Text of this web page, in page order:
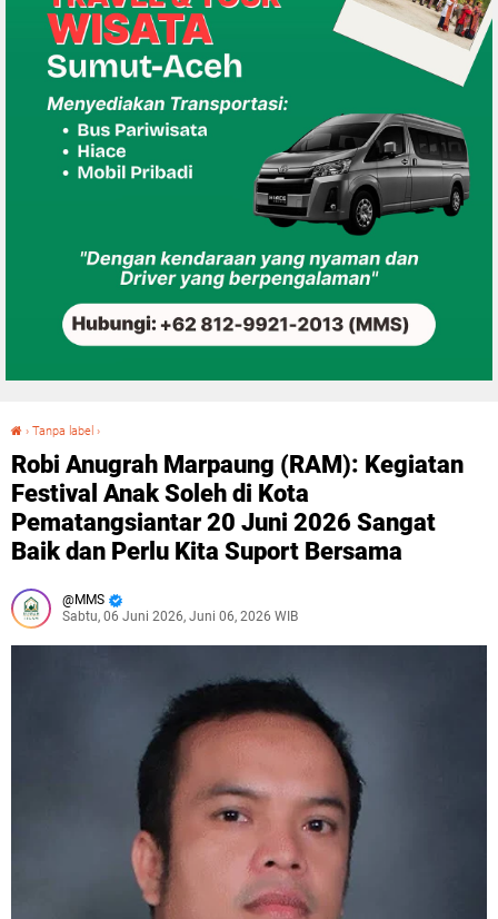
› Tanpa label ›
Robi Anugrah Marpaung (RAM): Kegiatan
Festival Anak Soleh di Kota
Pematangsiantar 20 Juni 2026 Sangat
Baik dan Perlu Kita Suport Bersama
MMS
Sabtu, 06 Juni 2026, Juni 06, 2026 WIB